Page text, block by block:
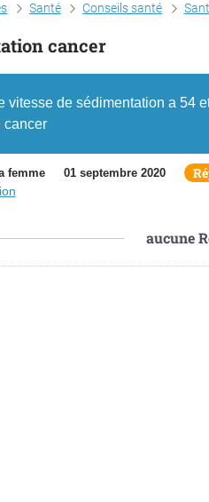
Santé Conseils santé
cancer
vitesse de sédimentation a 54
cancer
femme 01 septembre 2020
aucune